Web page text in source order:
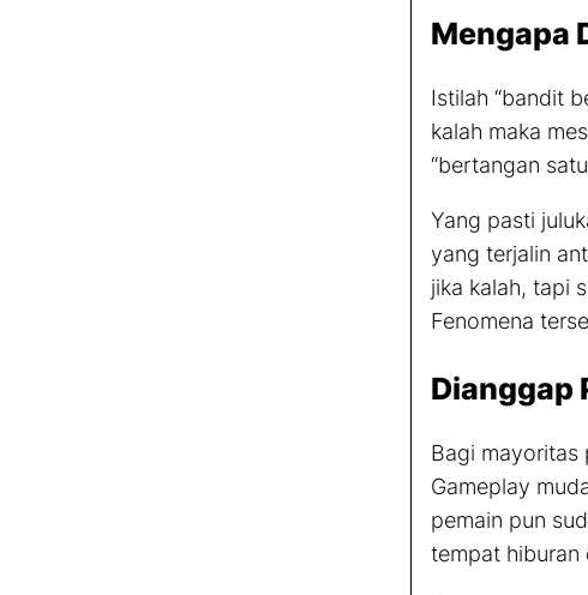
Mengapa
Istilah “bandit
kalah maka
“bertangan
Yang pasti
yang terjalin
jika kalah, tapi
Fenomena
Dianggap
Bagi mayoritas
Gameplay
pemain pun
tempat hiburan